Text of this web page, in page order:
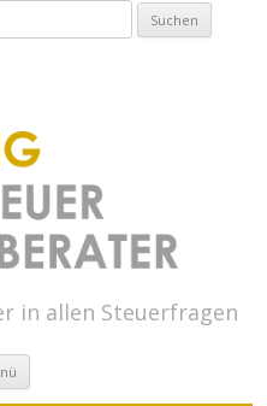
in allen Steuerfragen
Springe zum Inhalt